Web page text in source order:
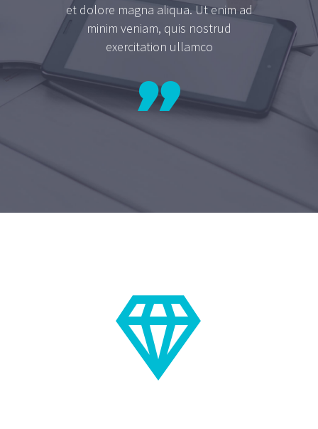
et dolore magna aliqua. Ut enim ad
minim veniam, quis nostrud
exercitation ullamco

